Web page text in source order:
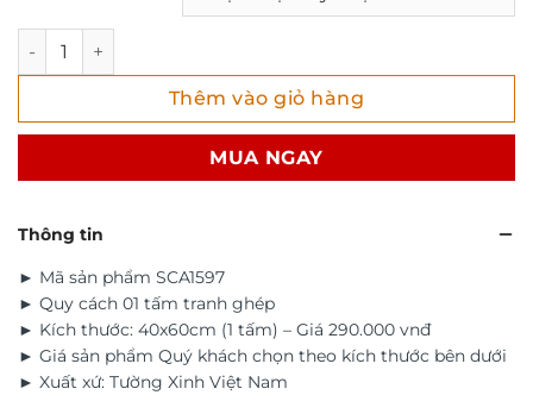
290.000 ₫
đến
590.000 ₫
Tranh treo tường Công Thành Danh Toại SCA1597 số lượng
Thêm vào giỏ hàng
MUA NGAY
Thông tin
► Mã sản phẩm SCA1597
► Quy cách 01 tấm tranh ghép
► Kích thước: 40x60cm (1 tấm) – Giá 290.000 vnđ
► Giá sản phẩm Quý khách chọn theo kích thước bên dưới
► Xuất xứ: Tường Xinh Việt Nam